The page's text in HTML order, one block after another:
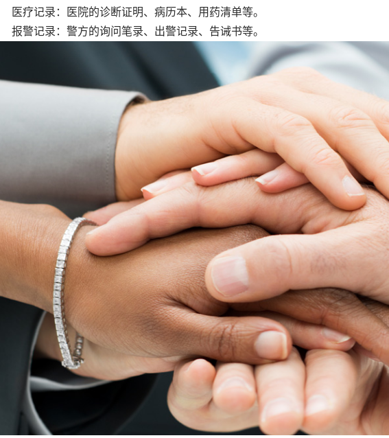
疗记录：医院的诊断证明、病历本、用药清单等。
警记录：警方的询问笔录、出警记录、告诫书等。